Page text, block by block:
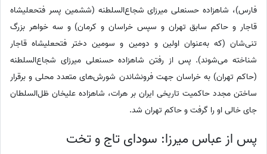
فارس)، شاهزاده حسنعلی میرزای شجاع‌السلطنه (ششمین پسر فتحعلیشاه
قاجار و حاکم سابق تهران و سپس خراسان و کرمان) و سه خواهر بزرگ
تنی‌شان (که به‌عنوان اولین و دومین و سومین دختر فتحعلیشاه قاجار
شناخته می‌شوند). پس از رفتن شاهزاده حسنعلی میرزای شجاع‌السلطنه
(حاکم تهران) به خراسان جهت فرونشاندن شورش‌های متعدد محلی و برقرار
ساختن مجدد حاکمیت تاریخی ایران بر هرات، شاهزاده علیخان ظل‌السلطان
جای خالی او را گرفت و حاکم تهران شد.
پس از عباس میرزا: سودای تاج و تخت